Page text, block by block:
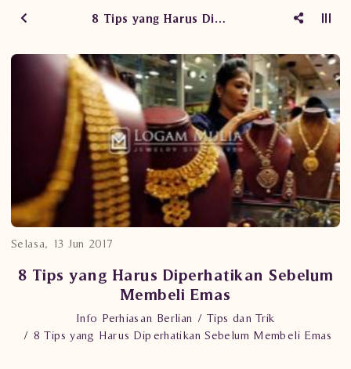
8 Tips yang Harus Diperhatikan Sebelum Membeli Emas
Selasa, 13 Jun 2017
8 Tips yang Harus Diperhatikan Sebelum
Membeli Emas
Info Perhiasan Berlian
Tips dan Trik
8 Tips yang Harus Diperhatikan Sebelum Membeli Emas